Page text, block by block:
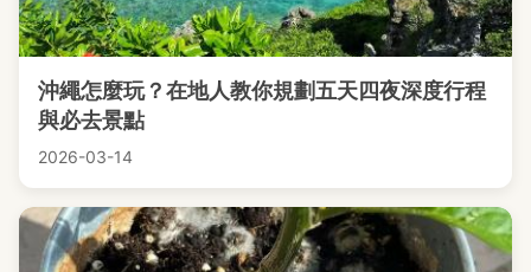
沖繩怎麼玩？在地人教你規劃五天四夜深度行程
與必去景點
2026-03-14